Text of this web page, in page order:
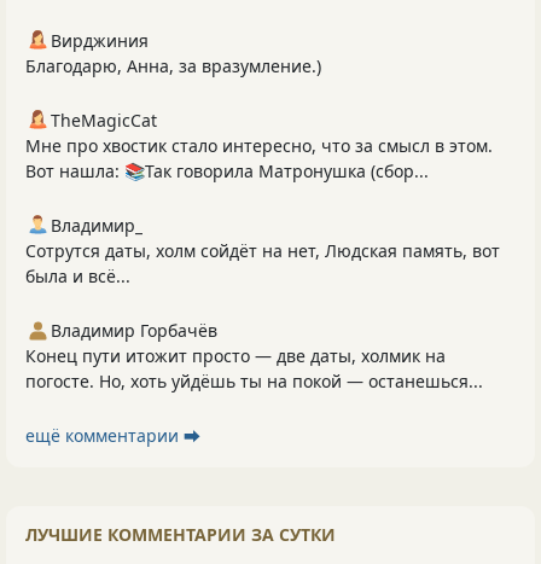
Вирджиния
Благодарю, Анна, за вразумление.)
TheMagicCat
Мне про хвостик стало интересно, что за смысл в этом.
Вот нашла: 📚Так говорила Матронушка (сбор...
Владимир_
Сотрутся даты, холм сойдёт на нет, Людская память, вот
была и всё...
Владимир Горбачёв
Конец пути итожит просто — две даты, холмик на
погосте. Но, хоть уйдёшь ты на покой — останешься...
ещё комментарии ⮕
ЛУЧШИЕ КОММЕНТАРИИ ЗА СУТКИ